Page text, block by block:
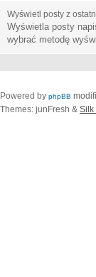
Wyświetl posty z
Wyświetla posty
wybrać metodę
Powered by phpBB
Themes: junFresh & Silk